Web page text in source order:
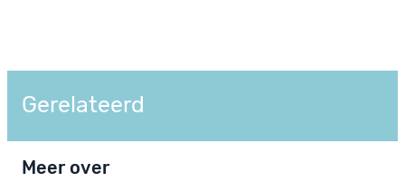
Gerelateerd
Meer over